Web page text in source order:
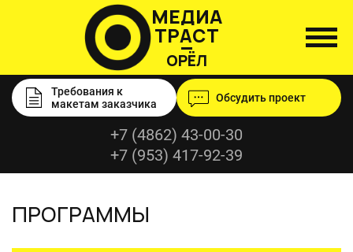
МЕДИА
ТРАСТ
ОРЁЛ
+7 (4862) 43-00-30
+7 (953) 417-92-39
Требования к
макетам заказчика
Обсудить проект
ПРОГРАММЫ